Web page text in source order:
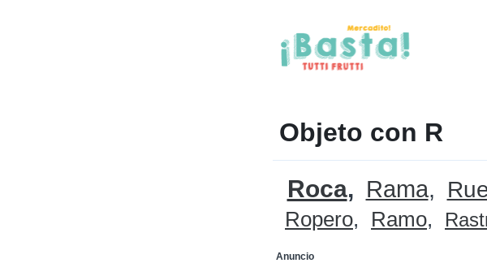
Objeto con R
Roca Rama
Ropero
Ramo
Anuncio